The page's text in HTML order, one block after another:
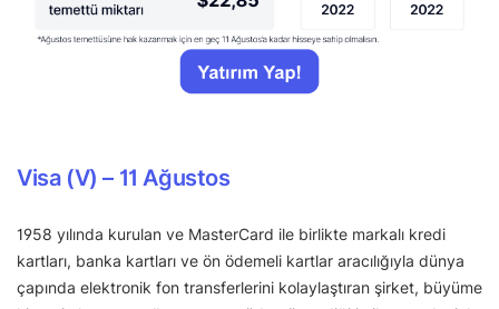
Visa (V) – 11 Ağustos
1958 yılında kurulan ve MasterCard ile birlikte markalı kredi
kartları, banka kartları ve ön ödemeli kartlar aracılığıyla dünya
çapında elektronik fon transferlerini kolaylaştıran şirket, büyüme